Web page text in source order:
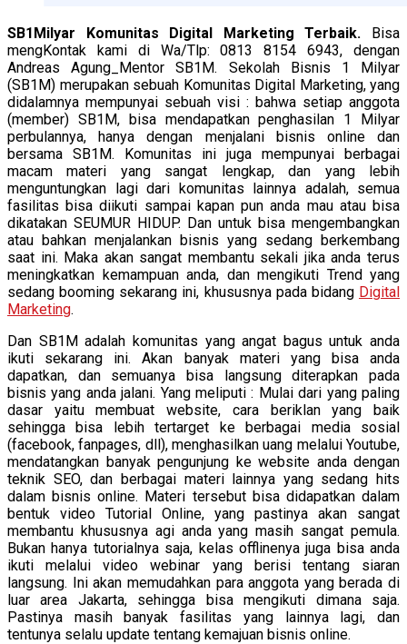
SB1Milyar Komunitas Digital Marketing Terbaik. Bisa
mengKontak kami di Wa/Tlp: 0813 8154 6943, dengan
Andreas Agung_Mentor SB1M. Sekolah Bisnis 1 Milyar
(SB1M) merupakan sebuah Komunitas Digital Marketing, yang
didalamnya mempunyai sebuah visi : bahwa setiap anggota
(member) SB1M, bisa mendapatkan penghasilan 1 Milyar
perbulannya, hanya dengan menjalani bisnis online dan
bersama SB1M. Komunitas ini juga mempunyai berbagai
macam materi yang sangat lengkap, dan yang lebih
menguntungkan lagi dari komunitas lainnya adalah, semua
fasilitas bisa diikuti sampai kapan pun anda mau atau bisa
dikatakan SEUMUR HIDUP. Dan untuk bisa mengembangkan
atau bahkan menjalankan bisnis yang sedang berkembang
saat ini. Maka akan sangat membantu sekali jika anda terus
meningkatkan kemampuan anda, dan mengikuti Trend yang
sedang booming sekarang ini, khususnya pada bidang Digital
Marketing.
Dan SB1M adalah komunitas yang angat bagus untuk anda
ikuti sekarang ini. Akan banyak materi yang bisa anda
dapatkan, dan semuanya bisa langsung diterapkan pada
bisnis yang anda jalani. Yang meliputi : Mulai dari yang paling
dasar yaitu membuat website, cara beriklan yang baik
sehingga bisa lebih tertarget ke berbagai media sosial
(facebook, fanpages, dll), menghasilkan uang melalui Youtube,
mendatangkan banyak pengunjung ke website anda dengan
teknik SEO, dan berbagai materi lainnya yang sedang hits
dalam bisnis online. Materi tersebut bisa didapatkan dalam
bentuk video Tutorial Online, yang pastinya akan sangat
membantu khususnya agi anda yang masih sangat pemula.
Bukan hanya tutorialnya saja, kelas offlinenya juga bisa anda
ikuti melalui video webinar yang berisi tentang siaran
langsung. Ini akan memudahkan para anggota yang berada di
luar area Jakarta, sehingga bisa mengikuti dimana saja.
Pastinya masih banyak fasilitas yang lainnya lagi, dan
tentunya selalu update tentang kemajuan bisnis online.